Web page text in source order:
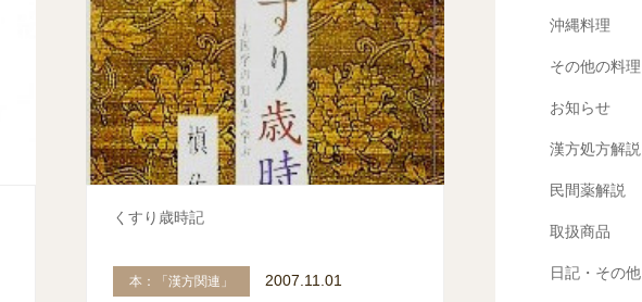
くすり歳時記
本：「漢方関連」 2007.11.01
沖縄料理
その他の料理
お知らせ
漢方処方解説
民間薬解説
取扱商品
日記・その他